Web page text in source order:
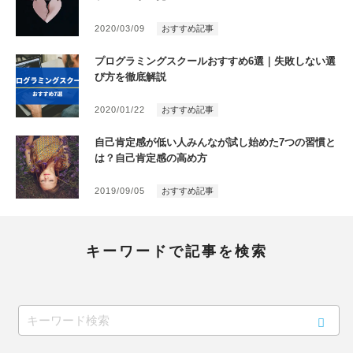
キーワードで記事を検索
2020/03/09 おすすめ記事
プログラミングスクールおすすめ6選｜失敗しない選
び方を徹底解説
2020/01/22 おすすめ記事
自己肯定感が低い人みんなが試し始めた7つの習慣と
は？自己肯定感の高め方
2019/09/05 おすすめ記事